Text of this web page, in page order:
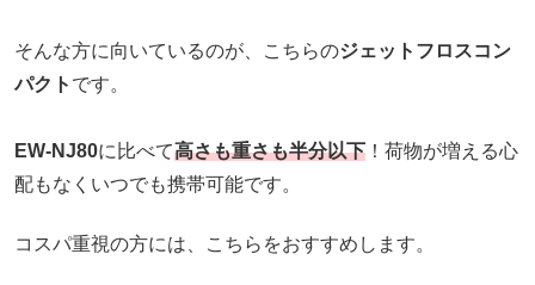
そんな方に向いているのが、こちらのジェットフロスコン
パクト です。
EW-NJ80に比べて高さも重さも半分以下 ！荷物が増える心
配もなくいつでも携帯可能です。
コスパ重視の方には、こちらをおすすめします。